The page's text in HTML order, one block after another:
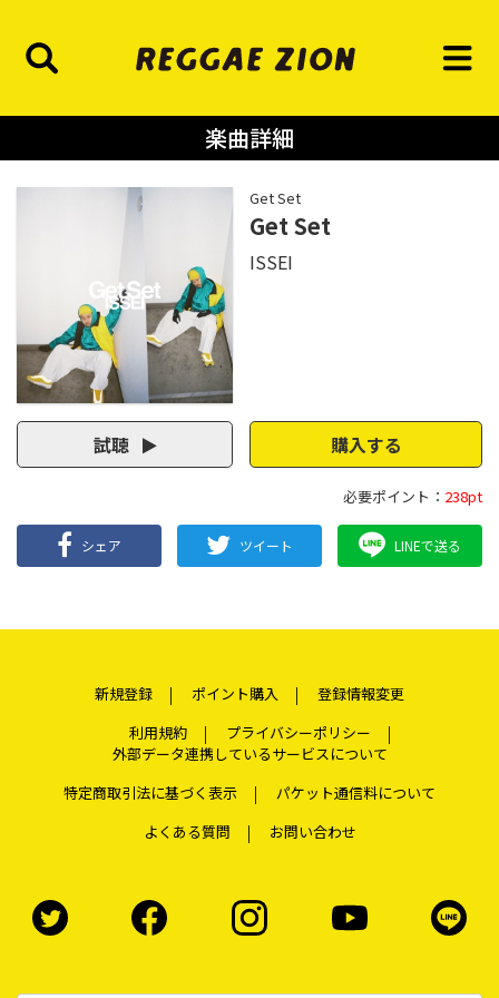
楽曲詳細
Get Set
Get Set
ISSEI
試聴 購入する
必要ポイント： 238pt
シェア ツイート LINEで送る
新規登録 ポイント購入
登録情報変更
利用規約
プライバシーポリシー
外部データ連携しているサービスについて
特定商取引法に基づく表示
パケット通信料について
よくある質問
お問い合わせ